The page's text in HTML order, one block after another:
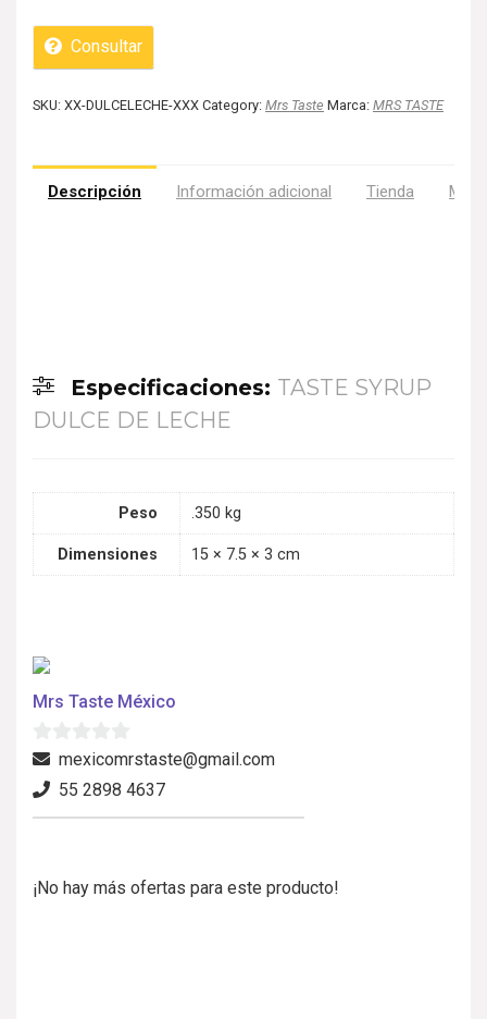
Consultar
SKU: XX-DULCELECHE-XXX Category: Mrs Taste Marca: MRS TASTE
Descripción Información adicional Tienda Más
Especificaciones: TASTE SYRUP
DULCE DE LECHE
Peso .350 kg
Dimensiones 15 × 7.5 × 3 cm
Mrs Taste México
0
mexicomrstaste@gmail.com
55 2898 4637
¡No hay más ofertas para este producto!